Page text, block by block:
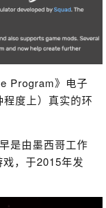
Program》电子
度上）真实的环
是由墨西哥工作
，于2015年发